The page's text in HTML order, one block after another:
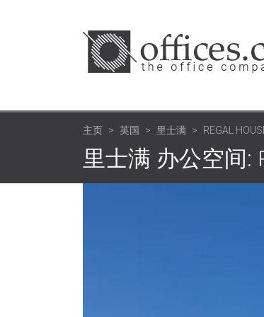
主页 英国 里士满 REGAL
里士满 办公空间: